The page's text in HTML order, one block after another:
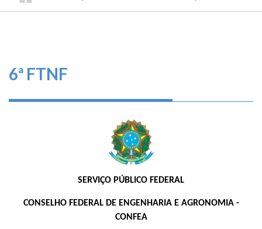
O
Prestação
TRILHA
CONSELHO
FEDERAL
6ª FTNF
SERVIÇO PÚBLICO FEDERAL
CONSELHO FEDERAL DE ENGENHARIA E AGRONOMIA -
CONFEA